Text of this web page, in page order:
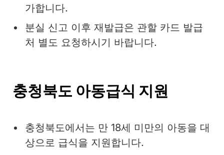
가합니다.
분실 신고 이후 재발급은 관할 카드 발급
처 별도 요청하시기 바랍니다.
충청북도 아동급식 지원
충청북도에서는 만 18세 미만의 아동을 대
상으로 급식을 지원합니다.